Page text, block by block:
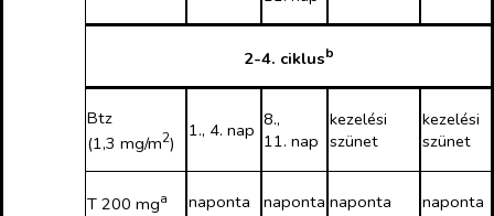
2-4. ciklusb
Btz
(1,3 mg/m2)
1., 4. nap 8.,
11. nap
kezelési
szünet
kezelési
szünet
T 200 mga naponta naponta naponta naponta